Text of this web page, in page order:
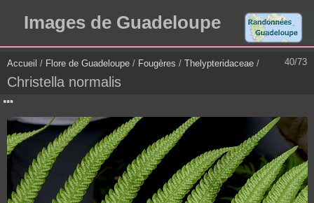
Images de Guadeloupe
40/73
Accueil / Flore de Guadeloupe / Fougères / Thelypteridaceae /
Christella normalis